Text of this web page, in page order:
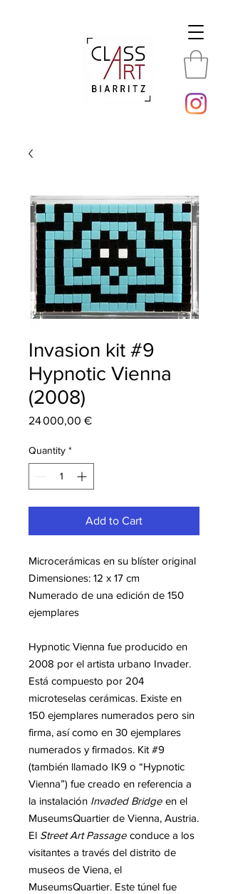
Invasion kit #9
Hypnotic Vienna
(2008)
24 000,00 €Price
Quantity *
Add to Cart
Microcerámicas en su blíster original
Dimensiones: 12 x 17 cm
Numerado de una edición de 150
ejemplares
Hypnotic Vienna fue producido en
2008 por el artista urbano Invader.
Está compuesto por 204
microteselas cerámicas. Existe en
150 ejemplares numerados pero sin
firma, así como en 30 ejemplares
numerados y firmados. Kit #9
(también llamado IK9 o “Hypnotic
Vienna”) fue creado en referencia a
la instalación Invaded Bridge en el
MuseumsQuartier de Vienna, Austria.
El Street Art Passage conduce a los
visitantes a través del distrito de
museos de Viena, el
MuseumsQuartier. Este túnel fue